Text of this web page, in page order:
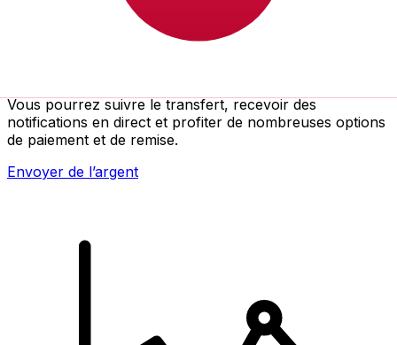
Vous pourrez suivre le transfert, recevoir des
notifications en direct et profiter de nombreuses options
de paiement et de remise.
Envoyer de l’argent